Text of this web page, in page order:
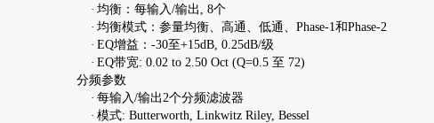
· 均衡：每输入/输出, 8个
· 均衡模式：参量均衡、高通、低通、Phase-1和Phase-2
· EQ增益：-30至+15dB, 0.25dB/级
· EQ带宽: 0.02 to 2.50 Oct (Q=0.5 至 72)
分频参数
· 每输入/输出2个分频滤波器
· 模式: Butterworth, Linkwitz Riley, Bessel